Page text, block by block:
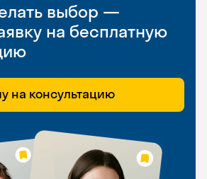
выбор —
на бесплатную
на консультацию